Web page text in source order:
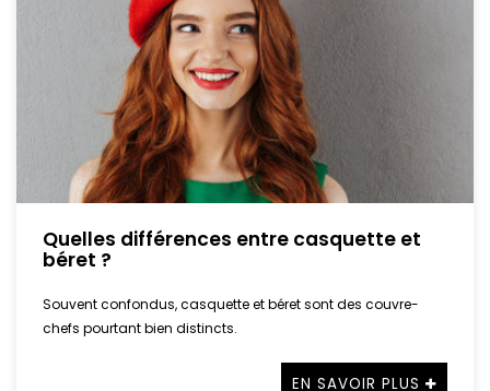
Quelles différences entre casquette et
béret ?
Souvent confondus, casquette et béret sont des couvre-
chefs pourtant bien distincts.
EN SAVOIR PLUS